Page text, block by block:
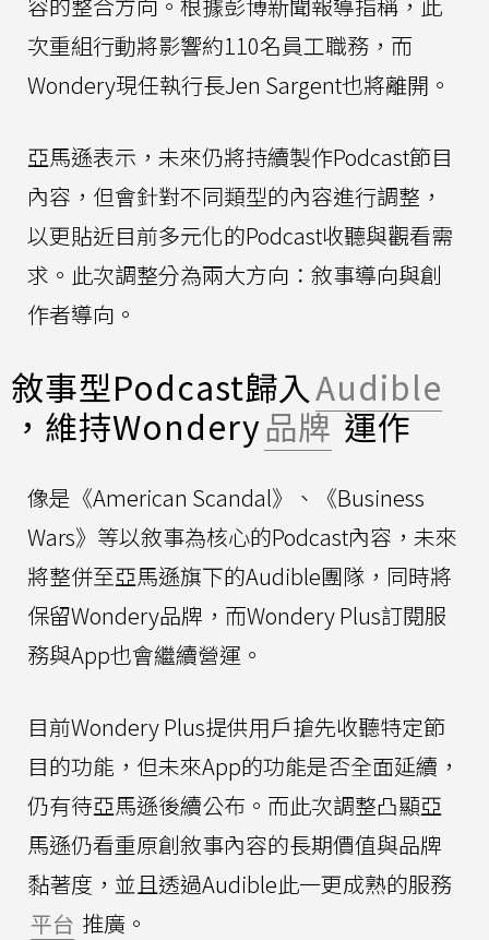
次重組行動將影響約110名員工職務，而
Wondery現任執行長Jen Sargent也將離開。
亞馬遜表示，未來仍將持續製作Podcast節目
內容，但會針對不同類型的內容進行調整，
以更貼近目前多元化的Podcast收聽與觀看需
求。此次調整分為兩大方向：敘事導向與創
作者導向。
敘事型Podcast歸入Audible
，維持Wondery品牌運作
像是《American Scandal》、《Business
Wars》等以敘事為核心的Podcast內容，未來
將整併至亞馬遜旗下的Audible團隊，同時將
保留Wondery品牌，而Wondery Plus訂閱服
務與App也會繼續營運。
目前Wondery Plus提供用戶搶先收聽特定節
目的功能，但未來App的功能是否全面延續，
仍有待亞馬遜後續公布。而此次調整凸顯亞
馬遜仍看重原創敘事內容的長期價值與品牌
黏著度，並且透過Audible此一更成熟的服務
平台 推廣。